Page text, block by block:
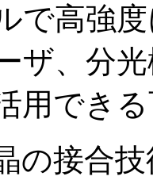
で高強
ザ、分
用でき
の接合